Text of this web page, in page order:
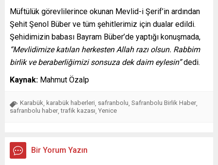
Müftülük görevlilerince okunan Mevlid-i Şerif’in ardından
Şehit Şenol Büber ve tüm şehitlerimiz için dualar edildi.
Şehidimizin babası Bayram Büber’de yaptığı konuşmada,
“Mevlidimize katılan herkesten Allah razı olsun. Rabbim
birlik ve beraberliğimizi sonsuza dek daim eylesin”dedi.
Kaynak: Mahmut Özalp
Karabük karabük haberleri safranbolu Safranbolu Birlik Haber
safranbolu haber ,trafik kazası Yenice
Bir Yorum Yazın